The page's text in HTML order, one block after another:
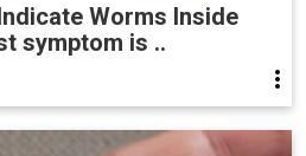
Worms Inside
symptom is ..